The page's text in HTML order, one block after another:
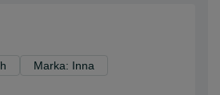
Marka: Inna